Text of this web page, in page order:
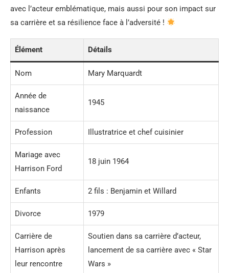
avec l’acteur emblématique, mais aussi pour son impact sur
sa carrière et sa résilience face à l’adversité !
Élément Détails
Nom Mary Marquardt
Année de
naissance
1945
Profession Illustratrice et chef cuisinier
Mariage avec
Harrison Ford
18 juin 1964
Enfants 2 fils : Benjamin et Willard
Divorce 1979
Carrière de
Harrison après
leur rencontre
Soutien dans sa carrière d’acteur,
lancement de sa carrière avec « Star
Wars »